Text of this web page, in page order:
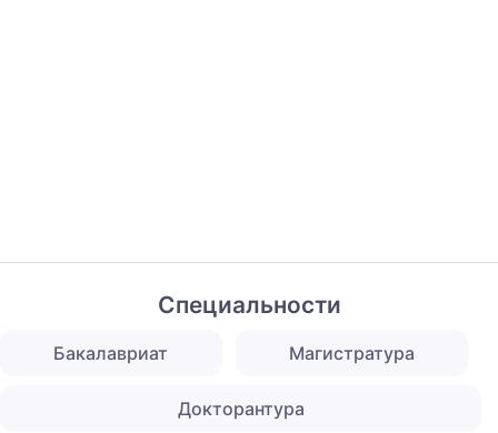
Специальности
Бакалавриат Магистратура
Докторантура